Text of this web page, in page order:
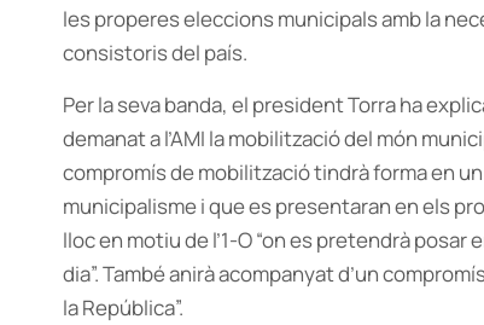
les properes eleccions municipals amb la
consistoris del país.
Per la seva banda, el president Torra ha
demanat a l’AMI la mobilització del món
compromís de mobilització tindrà forma en
municipalisme i que es presentaran en els
lloc en motiu de l’1-O “on es pretendrà
dia”. També anirà acompanyat d’un
la República”.